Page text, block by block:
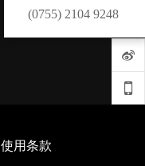
使用条款
(0755) 2104 9248